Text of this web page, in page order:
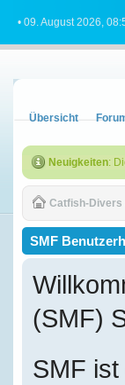
• 09. August 2026,
Übersicht
Neuigkeiten:
Catfish-Divers
SMF
(SMF)
SMF